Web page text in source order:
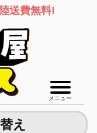
陸送費無料!
メニュー
え